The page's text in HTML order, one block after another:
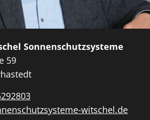
Sonnenschutzsysteme
59
witschel.de